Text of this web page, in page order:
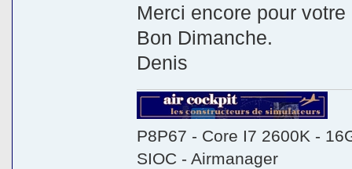
Merci encore pour votre
Bon Dimanche.
Denis
P8P67 - Core I7 2600K -
SIOC - Airmanager